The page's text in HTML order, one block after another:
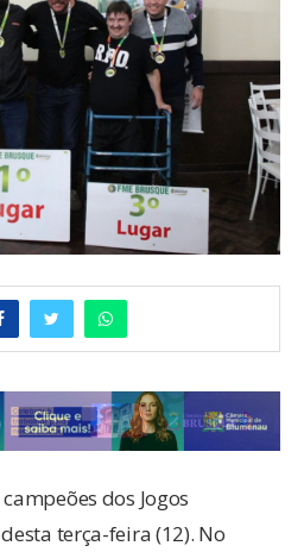
dos Jogos
terça-feira (12). No